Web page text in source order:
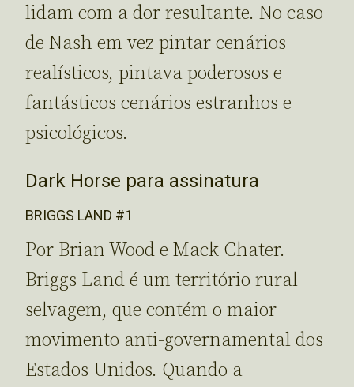
lidam com a dor resultante. No caso
de Nash em vez pintar cenários
realísticos, pintava poderosos e
fantásticos cenários estranhos e
psicológicos.
Dark Horse para assinatura
BRIGGS LAND #1
Por Brian Wood e Mack Chater.
Briggs Land é um território rural
selvagem, que contém o maior
movimento anti-governamental dos
Estados Unidos. Quando a